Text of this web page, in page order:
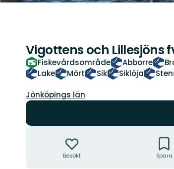
Vigottens och Lillesjöns
Fiskevårdsområde Abborre
Lake
Mört Sik Siklöja
Län:
Jönköpings län
Besökt Spara